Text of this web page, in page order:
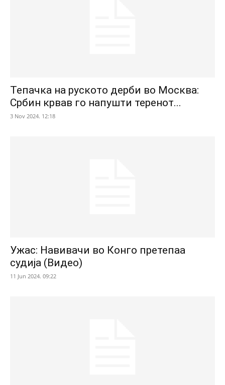
Тепачка на руското дерби во Москва:
Србин крвав го напушти теренот...
3 Nov 2024. 12:18
Ужас: Навивачи во Конго претепаа
судија (Видео)
11 Jun 2024. 09:22